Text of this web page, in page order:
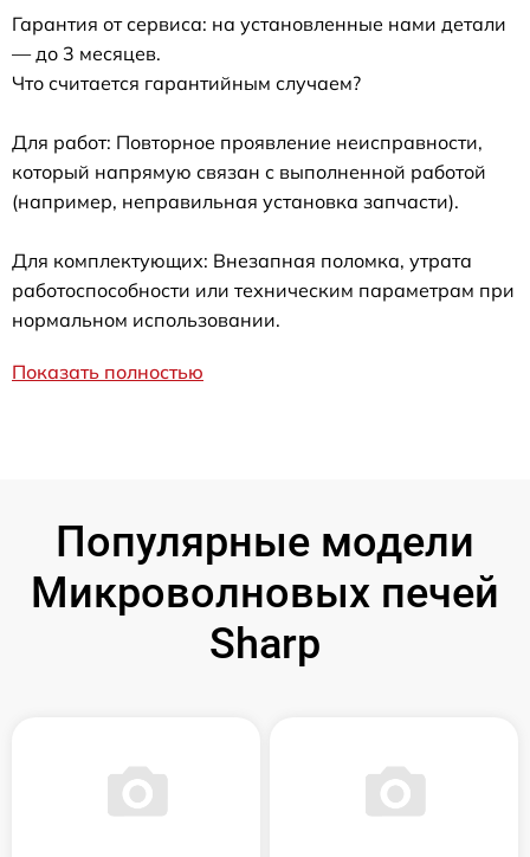
Гарантия от сервиса: на установленные нами детали
— до 3 месяцев.
Что считается гарантийным случаем?
Для работ: Повторное проявление неисправности,
который напрямую связан с выполненной работой
(например, неправильная установка запчасти).
Для комплектующих: Внезапная поломка, утрата
работоспособности или техническим параметрам при
нормальном использовании.
Показать полностью
Популярные модели
Микроволновых печей
Sharp